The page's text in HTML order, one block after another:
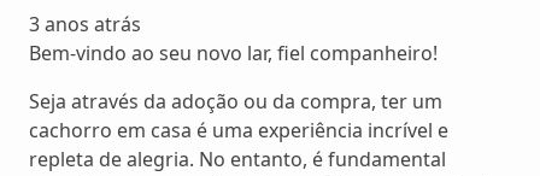
3 anos atrás
Bem-vindo ao seu novo lar, fiel companheiro!
Seja através da adoção ou da compra, ter um
cachorro em casa é uma experiência incrível e
repleta de alegria. No entanto, é fundamental